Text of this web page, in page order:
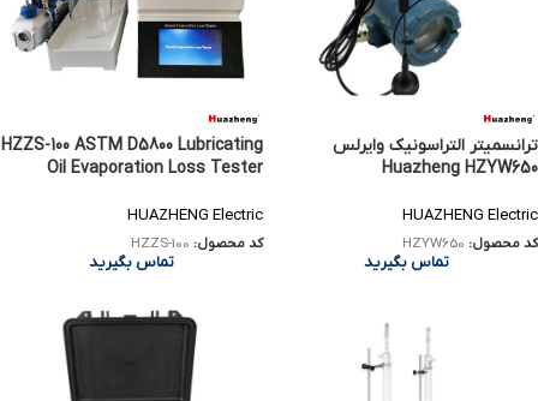
ترانسمیتر التراسونیک وایرلس
Huazheng HZYW650
HUAZHENG Electric
کد محصول: HZYW650
تماس بگیرید
HZZS-100 ASTM D5800 Lubricating
Oil Evaporation Loss Tester
HUAZHENG Electric
کد محصول: HZZS-100
تماس بگیرید